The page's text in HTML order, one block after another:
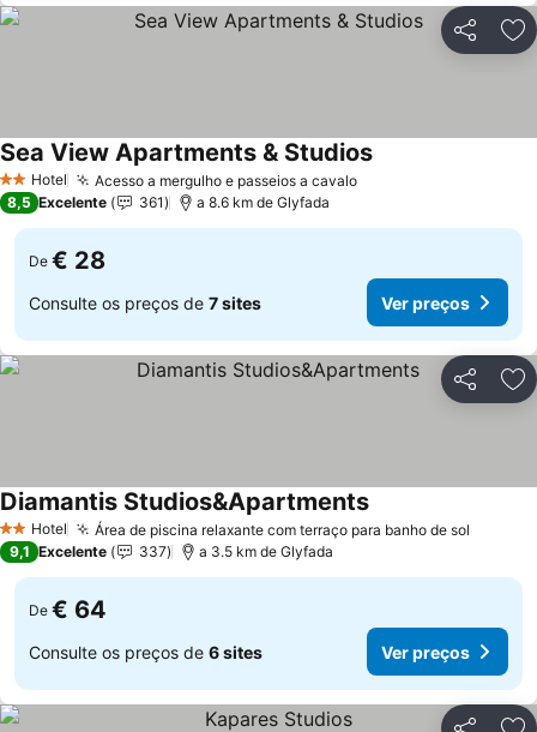
Partilhar
2 Estrelas
Hotel Acesso a mergulho e passeios a cavaloVer preços
Sea View Apartments & StudiosVer preços
8,5 Excelente 361 a 8.6 km de Glyfada
De € 28
Consulte os preços de 7 sites Ver preços
Partilhar
2 Estrelas
Hotel Área de piscina relaxante com terraço para banho de sol
Diamantis Studios&ApartmentsVer preços
9,1 Excelente 337 a 3.5 km de Glyfada
De € 64
Consulte os preços de 6 sites Ver preços